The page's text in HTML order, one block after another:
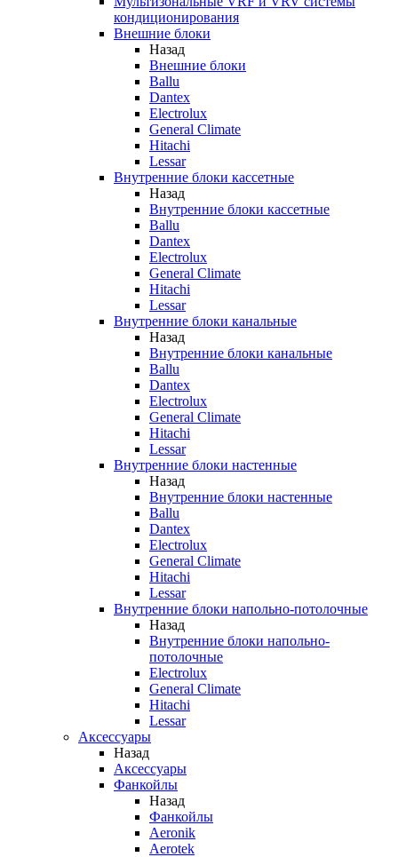
кондиционирования
Внешние блоки
Назад
Внешние блоки
Ballu
Dantex
Electrolux
General Climate
Hitachi
Lessar
Внутренние блоки кассетные
Назад
Внутренние блоки кассетные
Ballu
Dantex
Electrolux
General Climate
Hitachi
Lessar
Внутренние блоки канальные
Назад
Внутренние блоки канальные
Ballu
Dantex
Electrolux
General Climate
Hitachi
Lessar
Внутренние блоки настенные
Назад
Внутренние блоки настенные
Ballu
Dantex
Electrolux
General Climate
Hitachi
Lessar
Внутренние блоки напольно-потолочные
Назад
Внутренние блоки напольно-
потолочные
Electrolux
General Climate
Hitachi
Lessar
Аксессуары
Назад
Аксессуары
Фанкойлы
Назад
Фанкойлы
Aeronik
Aerotek